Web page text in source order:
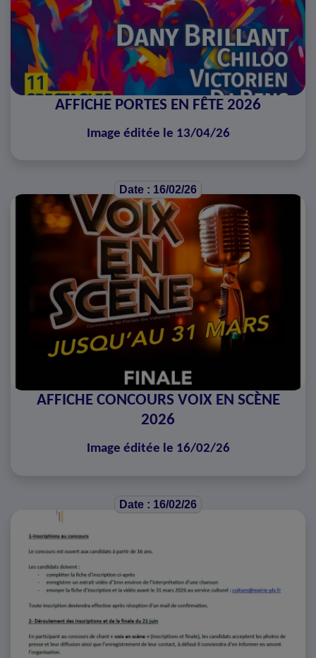
AFFICHE PORTES EN FÊTE 2026
Image éditée le 13/04/26
Date : 16/02/26
AFFICHE CONCOURS VOIX EN SCÈNE
2026
Image éditée le 16/02/26
Date : 16/02/26